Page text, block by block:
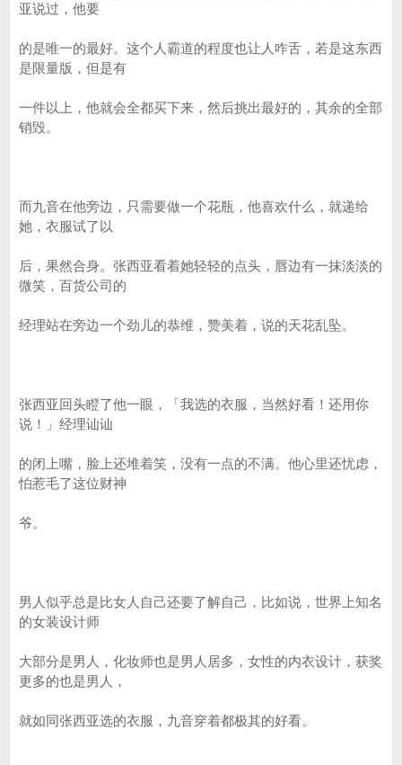
亚说过，他要
的是唯一的最好。这个人霸道的程度也让人咋舌，若是这东西
是限量版，但是有
一件以上，他就会全都买下来，然后挑出最好的，其余的全部
销毁。
而九音在他旁边，只需要做一个花瓶，他喜欢什么，就递给
她，衣服试了以
后，果然合身。张西亚看着她轻轻的点头，唇边有一抹淡淡的
微笑，百货公司的
经理站在旁边一个劲儿的恭维，赞美着，说的天花乱坠。
张西亚回头瞪了他一眼，「我选的衣服，当然好看！还用你
说！」经理讪讪
的闭上嘴，脸上还堆着笑，没有一点的不满。他心里还忧虑，
怕惹毛了这位财神
爷。
男人似乎总是比女人自己还要了解自己，比如说，世界上知名
的女装设计师
大部分是男人，化妆师也是男人居多，女性的内衣设计，获奖
更多的也是男人，
就如同张西亚选的衣服，九音穿着都极其的好看。